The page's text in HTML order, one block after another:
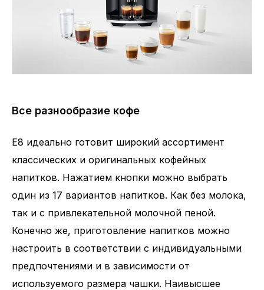
Все разнообразие кофе
E8 идеально готовит широкий ассортимент
классических и оригинальных кофейных
напитков. Нажатием кнопки можно выбрать
один из 17 вариантов напитков. Как без молока,
так и с привлекательной молочной пеной.
Конечно же, приготовление напитков можно
настроить в соответствии с индивидуальными
предпочтениями и в зависимости от
используемого размера чашки. Наивысшее